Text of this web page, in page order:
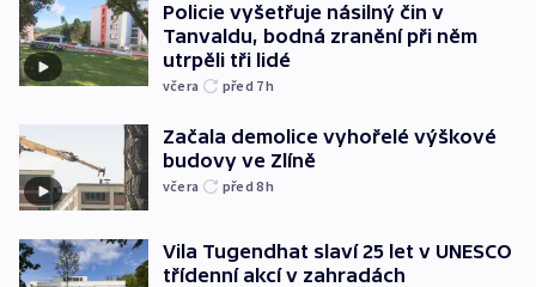
Policie vyšetřuje násilný čin v
Tanvaldu, bodná zranění při něm
utrpěli tři lidé
včera před 7h
Začala demolice vyhořelé výškové
budovy ve Zlíně
včera před 8h
Vila Tugendhat slaví 25 let v UNESCO
třídenní akcí v zahradách